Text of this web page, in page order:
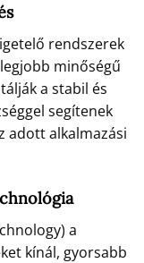
rendszerek
minőségű
a stabil és
segítenek
adott alkalmazási
a
kínál, gyorsabb